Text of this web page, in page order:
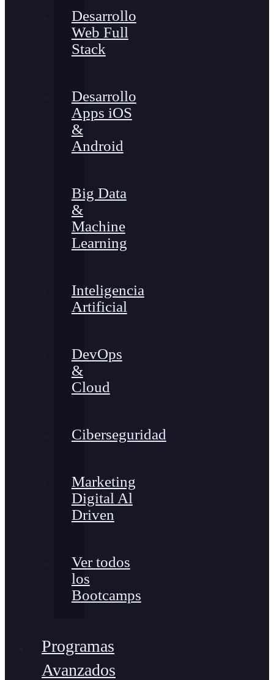
Desarrollo
Web Full
Stack
Desarrollo
Apps iOS
&
Android
Big Data
&
Machine
Learning
Inteligencia
Artificial
DevOps
&
Cloud
Ciberseguridad
Marketing
Digital Al
Driven
Ver todos
los
Bootcamps
Programas
Avanzados